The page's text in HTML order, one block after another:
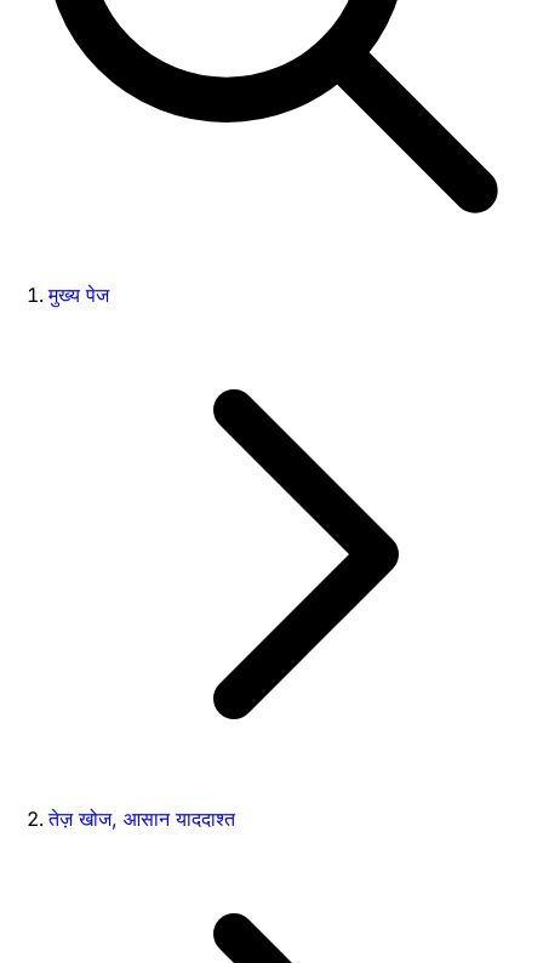
मुख्य पेज
तेज़ खोज, आसान याददाश्त